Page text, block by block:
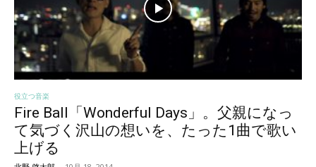
役立つ音楽
Fire Ball「Wonderful Days」。父親になっ
て気づく沢山の想いを、たった1曲で歌い
上げる